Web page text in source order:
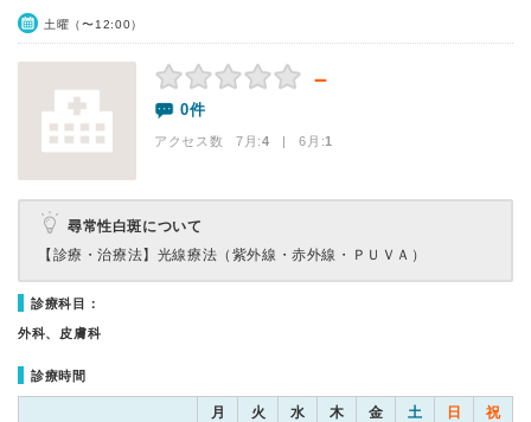
土曜（〜12:00）
－
0件
アクセス数 7月:4 | 6月:1
尋常性白斑について
【診療・治療法】 光線療法（紫外線・赤外線・ＰＵＶＡ）
診療科目：
外科、皮膚科
診療時間
月 火 水 木 金 土 日 祝